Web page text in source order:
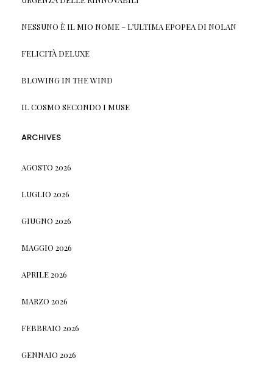
NESSUNO È IL MIO NOME – L’ULTIMA EPOPEA DI NOLAN
FELICITÀ DELUXE
BLOWING IN THE WIND
IL COSMO SECONDO I MUSE
ARCHIVES
AGOSTO 2026
LUGLIO 2026
GIUGNO 2026
MAGGIO 2026
APRILE 2026
MARZO 2026
FEBBRAIO 2026
GENNAIO 2026